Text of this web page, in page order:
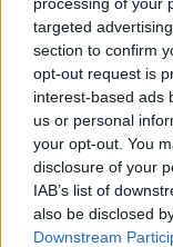
targeted
section to confirm
opt-out request is
interest-based ads
us or personal
your opt-out. You
disclosure of your
IAB’s list of
also be disclosed
Downstream